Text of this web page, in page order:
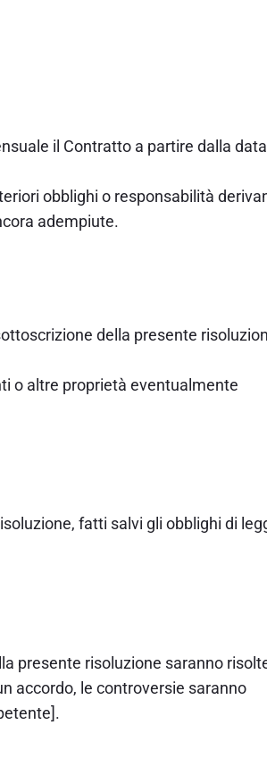
il Contratto a partire dalla
obblighi o responsabilità
adempiute.
della presente
o altre proprietà eventualmente
fatti salvi gli obblighi di
presente risoluzione saranno
accordo, le controversie saranno